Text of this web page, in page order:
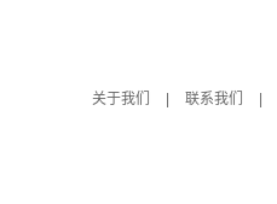
关于我们
联系我们